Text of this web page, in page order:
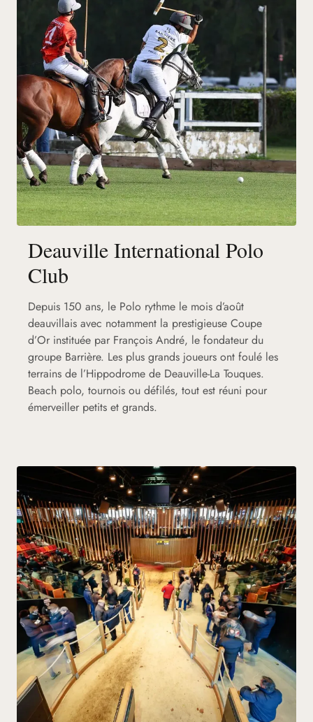
Deauville International Polo
Club
Depuis 150 ans, le Polo rythme le mois d’août
deauvillais avec notamment la prestigieuse Coupe
d’Or instituée par François André, le fondateur du
groupe Barrière. Les plus grands joueurs ont foulé les
terrains de l’Hippodrome de Deauville-La Touques.
Beach polo, tournois ou défilés, tout est réuni pour
émerveiller petits et grands.